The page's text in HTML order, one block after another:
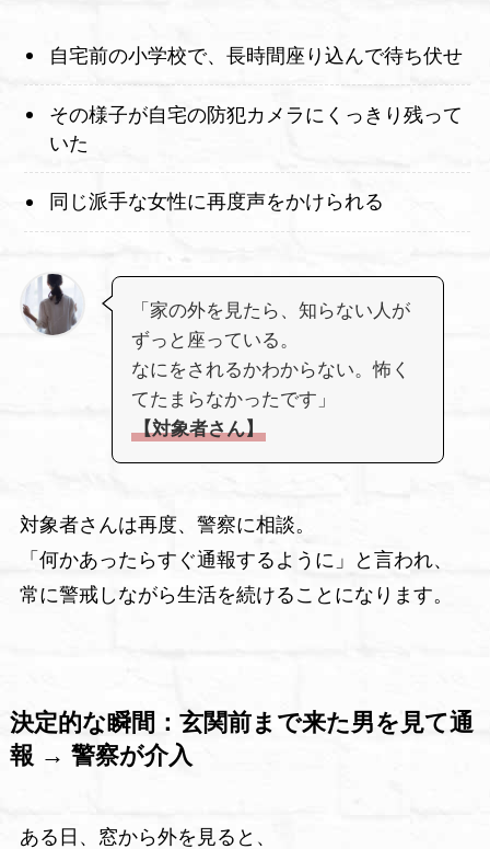
自宅前の小学校で、長時間座り込んで待ち伏せ
その様子が自宅の防犯カメラにくっきり残って
いた
同じ派手な女性に再度声をかけられる
「家の外を見たら、知らない人が
ずっと座っている。
なにをされるかわからない。怖く
てたまらなかったです」
【対象者さん】
対象者さんは再度、警察に相談。
「何かあったらすぐ通報するように」と言われ、
常に警戒しながら生活を続けることになります。
決定的な瞬間：玄関前まで来た男を見て通
報 → 警察が介入
ある日、窓から外を見ると、